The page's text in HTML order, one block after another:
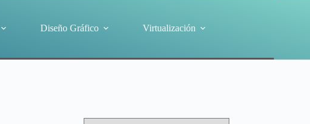
Diseño Gráfico Virtualización